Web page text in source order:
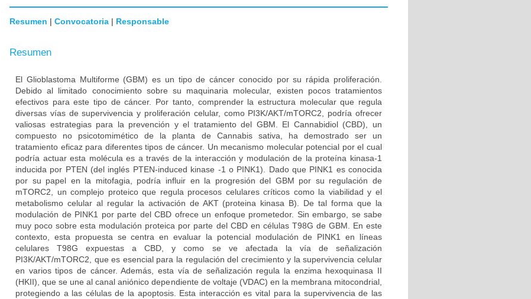
Resumen | Convocatoria | Responsable
Resumen
El Glioblastoma Multiforme (GBM) es un tipo de cáncer conocido por su rápida proliferación.
Debido al limitado conocimiento sobre su maquinaria molecular, existen pocos tratamientos
efectivos para este tipo de cáncer. Por tanto, comprender la estructura molecular que regula
diversas vías de supervivencia y proliferación celular, como PI3K/AKT/mTORC2, podría ofrecer
valiosas estrategias para la prevención y el tratamiento del GBM. El Cannabidiol (CBD), un
compuesto no psicotomimético de la planta de Cannabis sativa, ha demostrado ser un
tratamiento eficaz para diferentes tipos de cáncer. Un mecanismo molecular potencial por el cual
podría actuar esta molécula es a través de la interacción y modulación de la proteína kinasa-1
inducida por PTEN (del inglés PTEN-induced kinase -1 o PINK1). Dado que PINK1 es conocida
por su papel en la mitofagia, podría influir en la progresión del GBM por su regulación de
mTORC2, un complejo proteico que regula procesos celulares críticos como la viabilidad y el
metabolismo celular al regular la activación de AKT (proteina kinasa B). De tal forma que la
modulación de PINK1 por parte del CBD ofrece un enfoque prometedor. Sin embargo, se sabe
muy poco sobre esta modulación proteica por parte del CBD en células T98G de GBM. En este
contexto, esta propuesta se centra en evaluar la potencial modulación de PINK1 en líneas
celulares T98G expuestas a CBD, y como se ve afectada la vía de señalización
PI3K/AKT/mTORC2, que es esencial para la regulación del crecimiento y la supervivencia celular
en varios tipos de cáncer. Además, esta vía de señalización regula la enzima hexoquinasa II
(HKII), que se une al canal aniónico dependiente de voltaje (VDAC) en la membrana mitocondrial,
protegiendo a las células de la apoptosis. Esta interacción es vital para la supervivencia de las